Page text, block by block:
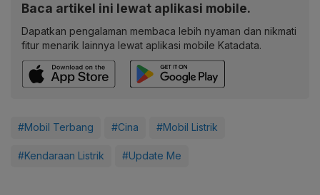
Baca artikel ini lewat aplikasi mobile.
Dapatkan pengalaman membaca lebih nyaman dan nikmati
fitur menarik lainnya lewat aplikasi mobile Katadata.
#Mobil Terbang #Cina #Mobil Listrik
#Kendaraan Listrik #Update Me